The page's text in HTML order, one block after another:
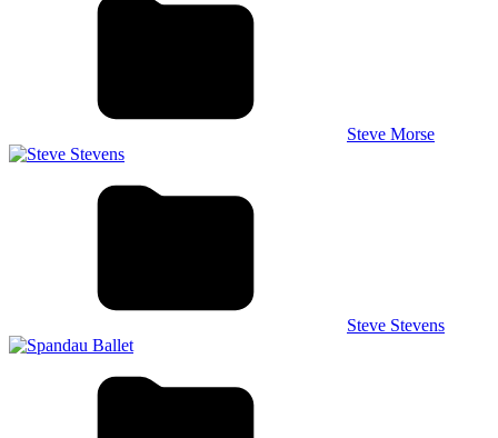
Steve Morse
Steve Stevens